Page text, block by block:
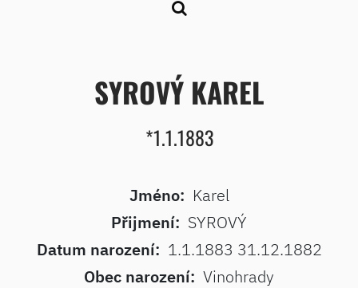
SYROVÝ KAREL
*1.1.1883
Jméno: Karel
Přijmení: SYROVÝ
Datum narození: 1.1.1883 31.12.1882
Obec narození: Vinohrady